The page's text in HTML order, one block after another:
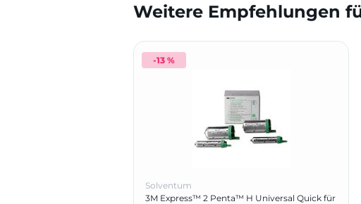
Weitere Empfehlungen
-13 %
Solventum
3M Express™ 2 Penta™ H Universal Quick für